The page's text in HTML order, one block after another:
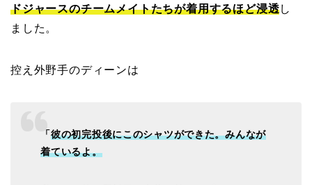
ドジャースのチームメイトたちが着用するほど浸透し
ました。
控え外野手のディーンは
「彼の初完投後にこのシャツができた。みんなが
着ているよ。